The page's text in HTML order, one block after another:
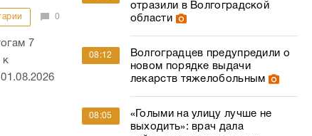
0
7
к
отразили в Волгоградской
области
08:12
Волгоградцев предупредили о
новом порядке выдачи
лекарств тяжелобольным
08:05
«Голыми на улицу лучше не
выходить»: врач дала